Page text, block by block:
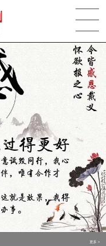
更多 >
更多 >
更多 >